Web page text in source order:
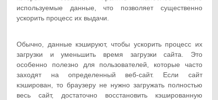
используемые данные, что позволяет существенно
ускорить процесс их выдачи.
Обычно, данные кэшируют, чтобы ускорить процесс их
загрузки и уменьшить время загрузки сайта. Это
особенно полезно для пользователей, которые часто
заходят на определенный веб-сайт. Если сайт
кэширован, то браузеру не нужно загружать полностью
весь сайт, достаточно восстановить кэшированную